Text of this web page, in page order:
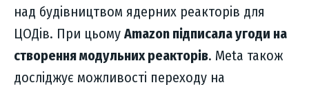
над будівництвом ядерних реакторів для
ЦОДів. При цьому Amazon підписала угоди на
створення модульних реакторів. Meta також
досліджує можливості переходу на